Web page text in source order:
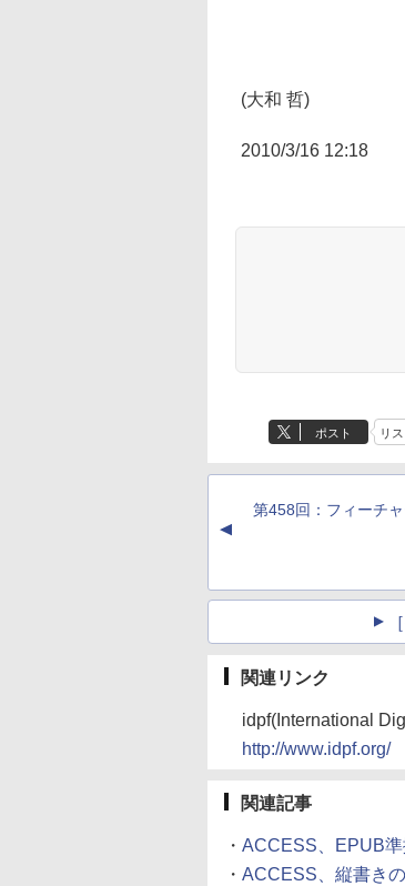
(大和 哲)
2010/3/16 12:18
ポスト リス
▲
第458回：フィーチ
関連リンク
idpf(International
http://www.idpf.org/
関連記事
・ ACCESS、EPUB
・ ACCESS、縦書き